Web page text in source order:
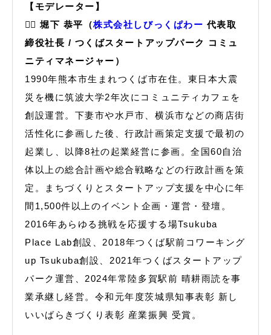
【モデレーター】
🙋‍♂️ 堀下 恭平（株式会社しびっくぱわー 代表取
締役社長 / つくばスタートアップパーク コミュ
ニティマネージャー）
1990年熊本市生まれつくば市在住。東日本大震
災を機に筑波大学2年次にコミュニティカフェを
創設運営。下妻市や水戸市、横浜市などの商店街
活性化に参画した後、行政計画策定支援で最初の
起業し、以降8社の起業経営に参画。全国60自治
体以上の総合計画や総合戦略などの行政計画を策
定。まちづくりとスタートアップ支援を中心に年
間1,500件以上のイベント企画・運営・登壇。
2016年あらゆる挑戦を応援する場Tsukuba
Place Lab創設、2018年つくば駅前コワーキング
up Tsukuba創設、2021年つくばスタートアップ
パーク運営、2024年常陸多賀駅前 晴耕雨読を事
業承継し経営。令和元年度茨城県知事表彰 新し
いいばらきづくり表彰 産業振興 受賞。